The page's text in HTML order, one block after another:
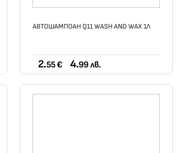
АВТОШАМПОАН Q11 WASH AND WAX 1Л
2.55 € 4.99 лв.